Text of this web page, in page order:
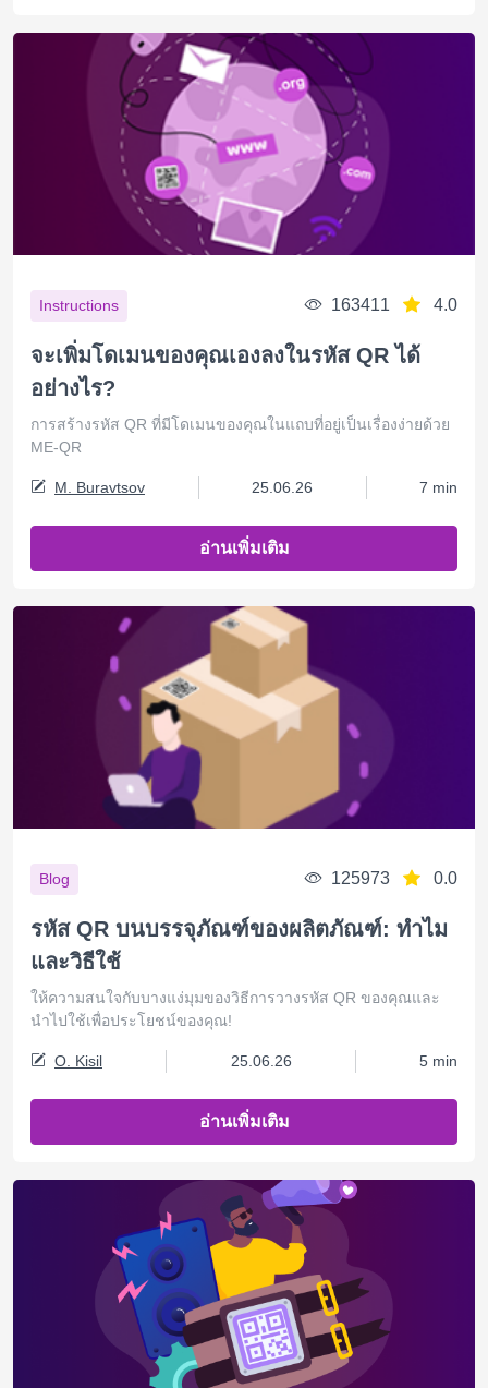
Instructions 163411 4.0
จะเพิ่มโดเมนของคุณเองลงในรหัส QR ได้
อย่างไร?
การสร้างรหัส QR ที่มีโดเมนของคุณในแถบที่อยู่เป็นเรื่องง่ายด้วย
ME-QR
M. Buravtsov 25.06.26 7 min
อ่านเพิ่มเติม
Blog 125973 0.0
รหัส QR บนบรรจุภัณฑ์ของผลิตภัณฑ์: ทำไม
และวิธีใช้
ให้ความสนใจกับบางแง่มุมของวิธีการวางรหัส QR ของคุณและ
นำไปใช้เพื่อประโยชน์ของคุณ!
O. Kisil 25.06.26 5 min
อ่านเพิ่มเติม